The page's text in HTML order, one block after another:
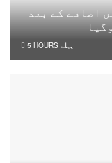
اضافے کے بعد
5 HOURS پہلے